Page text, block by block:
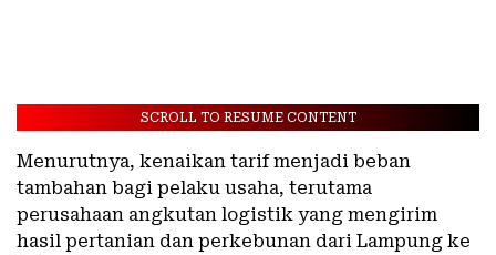
SCROLL TO RESUME CONTENT
Menurutnya, kenaikan tarif menjadi beban
tambahan bagi pelaku usaha, terutama
perusahaan angkutan logistik yang mengirim
hasil pertanian dan perkebunan dari Lampung ke